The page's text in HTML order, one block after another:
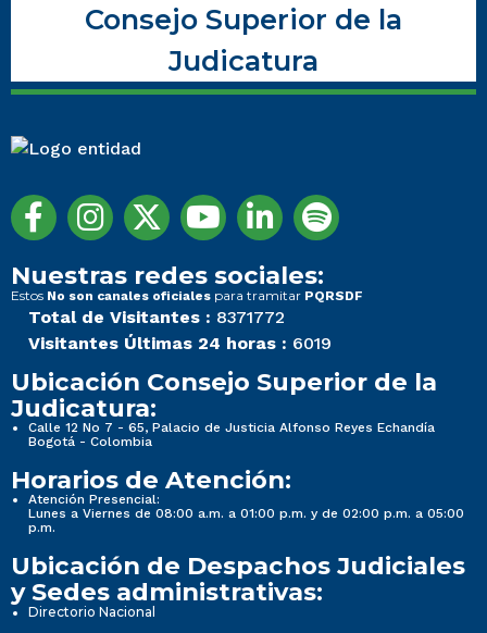
Consejo Superior de la
Judicatura
Nuestras redes sociales:
Estos No son canales oficiales para tramitar PQRSDF
Total de Visitantes : 8371772
Visitantes Últimas 24 horas : 6019
Ubicación Consejo Superior de la
Judicatura:
Calle 12 No 7 - 65, Palacio de Justicia Alfonso Reyes Echandía
Bogotá - Colombia
Horarios de Atención:
Atención Presencial:
Lunes a Viernes de 08:00 a.m. a 01:00 p.m. y de 02:00 p.m. a 05:00
p.m.
Ubicación de Despachos Judiciales
y Sedes administrativas:
Directorio Nacional